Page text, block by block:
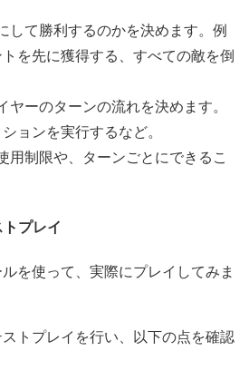
して勝利するのかを決めます。例
を先に獲得する、すべての敵を倒
ヤーのターンの流れを決めます。
ョンを実行するなど。
用制限や、ターンごとにできるこ
プレイ
を使って、実際にプレイしてみま
トプレイを行い、以下の点を確認